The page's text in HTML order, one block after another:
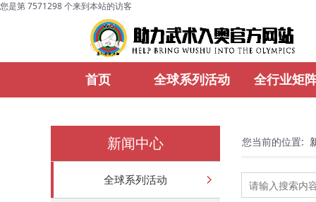
您是第 7571298 个来到本站的访客
首页 全球系列活动 全行业矩
新闻中心
全球系列活动
您当前的位置: